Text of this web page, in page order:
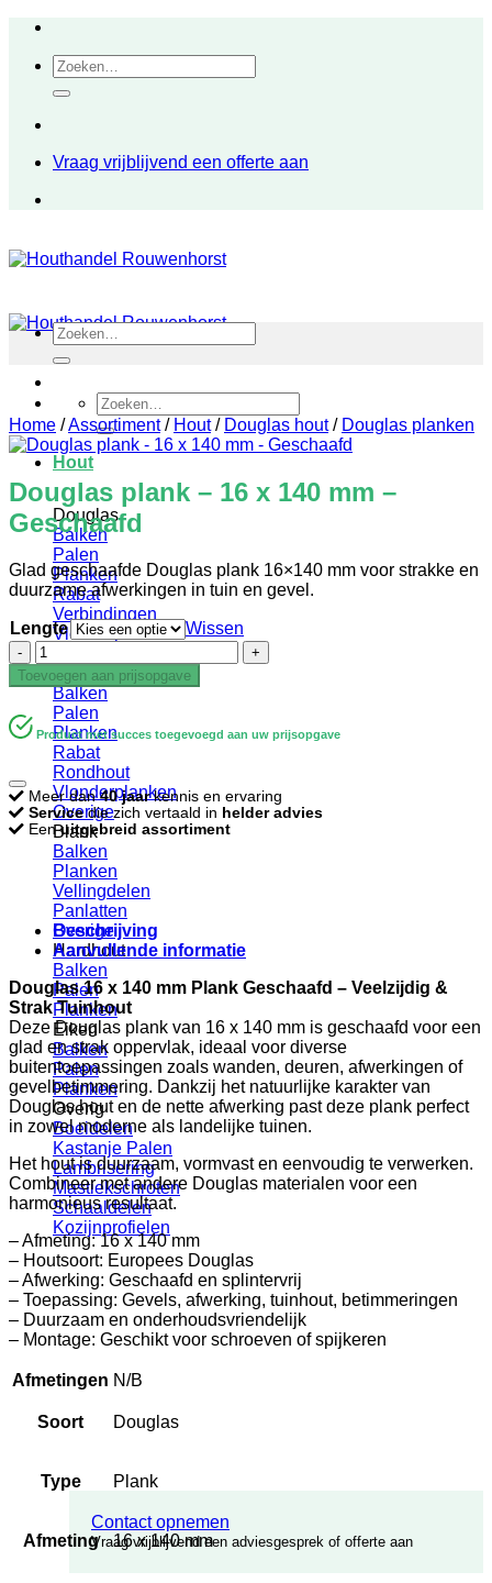
inhoudZoeken
naar:
Vraag vrijblijvend een offerte aan
Zoeken
naar:
Hout
Douglas
Balken
Palen
Planken
Rabat
Verbindingen
Vlonderplanken
Geïmpregneerd
Balken
Palen
Planken
Rabat
Rondhout
Vlonderplanken
Overige
Blank
Balken
Planken
Vellingdelen
Panlatten
Overige
Hardhout
Balken
Palen
Planken
Eiken
Balken
Palen
Planken
Overig
Boeidelen
Kastanje Palen
Lambrisering
Mastiekschroten
Schaaldelen
Kozijnprofielen
Contact opnemen
Vraag vrijblijvend een adviesgesprek of offerte aan
Zoeken
naar:
Home /Assortiment / Hout / Douglas hout / Douglas planken
Douglas plank – 16 x 140 mm –
Geschaafd
Glad geschaafde Douglas plank 16×140 mm voor strakke en
duurzame afwerkingen in tuin en gevel.
Lengte
Wissen
Douglas
plank
-
x
140
mm
-
Geschaafd
aantal
Toevoegen aan prijsopgave
Product met succes toegevoegd aan uw prijsopgave
Meer dan40 jaarkennis en ervaring
Servicedie zich vertaald in helder advies
Eenuitgebreid assortiment
Beschrijving
Aanvullende informatie
Douglas 16 x 140 mm Plank Geschaafd – Veelzijdig &
Strak Tuinhout
Deze Douglas plank van 16 x 140 mm is geschaafd voor een
glad en strak oppervlak, ideaal voor diverse
buitentoepassingen zoals wanden, deuren, afwerkingen of
gevelbetimmering. Dankzij het natuurlijke karakter van
Douglas hout en de nette afwerking past deze plank perfect
in zowel moderne als landelijke tuinen.
Het hout is duurzaam, vormvast en eenvoudig te verwerken.
Combineer met andere Douglas materialen voor een
harmonieus resultaat.
– Afmeting: 16 x 140 mm
– Houtsoort: Europees Douglas
– Afwerking: Geschaafd en splintervrij
– Toepassing: Gevels, afwerking, tuinhout, betimmeringen
– Duurzaam en onderhoudsvriendelijk
– Montage: Geschikt voor schroeven of spijkeren
Afmetingen N/B
Soort Douglas
Type Plank
Afmeting 16 x 140 mm